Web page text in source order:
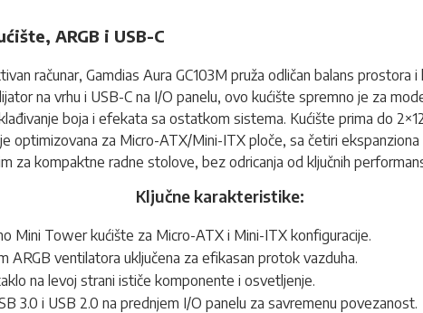
ARGB i USB-C
računar, Gamdias Aura GC103M pruža odličan balans
na vrhu i USB-C na I/O panelu, ovo kućište spremno je za
boja i efekata sa ostatkom sistema. Kućište prima do
za Micro-ATX/Mini-ITX ploče, sa četiri ekspanziona
za kompaktne radne stolove, bez odricanja od ključnih
Ključne karakteristike:
Mini Tower kućište za Micro-ATX i Mini-ITX konfiguracije.
ARGB ventilatora uključena za efikasan protok vazduha.
na levoj strani ističe komponente i osvetljenje.
3.0 i USB 2.0 na prednjem I/O panelu za savremenu povezanost.